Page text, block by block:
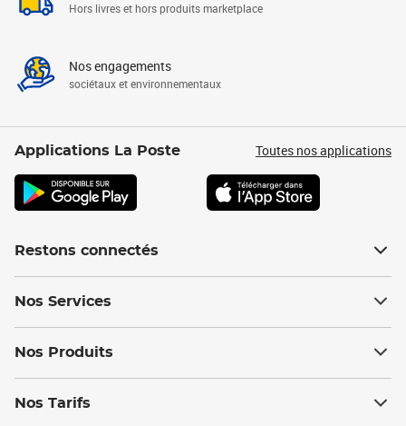
Hors livres et hors produits marketplace
Nos engagements
sociétaux et environnementaux
Applications La Poste Toutes nos applications
Restons connectés
Nos Services
Nos Produits
Nos Tarifs